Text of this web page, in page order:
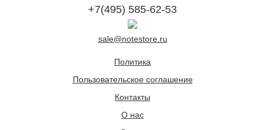
+7(495) 585-62-53
sale@notestore.ru
Политика
Пользовательское соглашение
Контакты
О нас